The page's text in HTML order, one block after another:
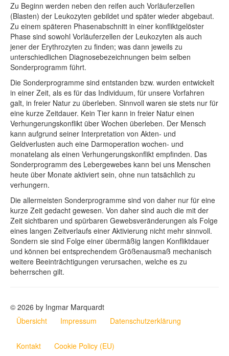
Zu Beginn werden neben den reifen auch Vorläuferzellen
(Blasten) der Leukozyten gebildet und später wieder abgebaut.
Zu einem späteren Phasenabschnitt in einer konfliktgelöster
Phase sind sowohl Vorläuferzellen der Leukozyten als auch
jener der Erythrozyten zu finden; was dann jeweils zu
unterschiedlichen Diagnosebezeichnungen beim selben
Sonderprogramm führt.
Die Sonderprogramme sind entstanden bzw. wurden entwickelt
in einer Zeit, als es für das Individuum, für unsere Vorfahren
galt, in freier Natur zu überleben. Sinnvoll waren sie stets nur für
eine kurze Zeitdauer. Kein Tier kann in freier Natur einen
Verhungerungskonflikt über Wochen überleben. Der Mensch
kann aufgrund seiner Interpretation von Akten- und
Geldverlusten auch eine Darmoperation wochen- und
monatelang als einen Verhungerungskonflikt empfinden. Das
Sonderprogramm des Lebergewebes kann bei uns Menschen
heute über Monate aktiviert sein, ohne nun tatsächlich zu
verhungern.
Die allermeisten Sonderprogramme sind von daher nur für eine
kurze Zeit gedacht gewesen. Von daher sind auch die mit der
Zeit sichtbaren und spürbaren Gewebsveränderungen als Folge
eines langen Zeitverlaufs einer Aktivierung nicht mehr sinnvoll.
Sondern sie sind Folge einer übermäßig langen Konfliktdauer
und können bei entsprechendem Größenausmaß mechanisch
weitere Beeinträchtigungen verursachen, welche es zu
beherrschen gilt.
© 2026 by Ingmar Marquardt
Übersicht
Impressum Datenschutzerklärung
Kontakt Cookie Policy (EU)